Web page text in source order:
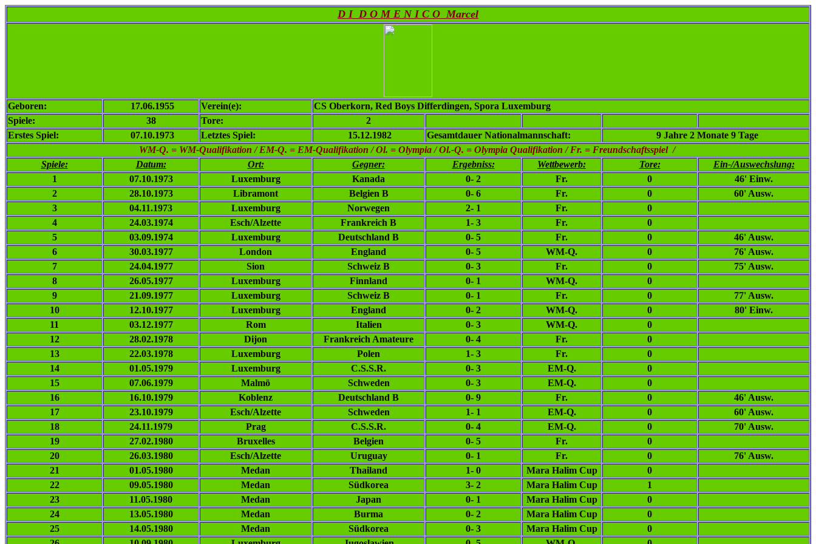
D I D O M E N I C O Marcel
Geboren: 17.06.1955 Verein(e):
CS Oberkorn, Red Boys Differdingen, Spora Luxemburg
Spiele:
38 Tore:
2
Erstes Spiel:
07.10.1973 Letztes Spiel: 15.12.1982 Gesamtdauer Nationalmannschaft:
9 Jahre 2 Monate 9 Tage
WM-Q. = WM-Qualifikation / EM-Q. = EM-Qualifikation / Ol. = Olympia / Ol.-Q. = Olympia Qualifikation / Fr. = Freundschaftsspiel /
Spiele:
Datum: Ort: Gegner: Ergebniss: Wettbewerb: Tore:
Ein-/Auswechslung:
1
07.10.1973 Luxemburg Kanada 0- 2 Fr. 0
46' Einw.
2
28.10.1973 Libramont Belgien B 0- 6 Fr. 0
60' Ausw.
3
04.11.1973 Luxemburg Norwegen 2- 1 Fr.
0
4
24.03.1974 Esch/Alzette Frankreich B 1- 3 Fr.
0
5
03.09.1974 Luxemburg Deutschland B 0- 5 Fr. 0
46' Ausw.
6
30.03.1977 London England 0- 5 WM-Q. 0
76' Ausw.
7
24.04.1977 Sion Schweiz B 0- 3 Fr. 0
75' Ausw.
8
26.05.1977 Luxemburg Finnland 0- 1 WM-Q.
0
9
21.09.1977 Luxemburg Schweiz B 0- 1 Fr. 0
77' Ausw.
10
12.10.1977 Luxemburg England 0- 2 WM-Q. 0
80' Einw.
11
03.12.1977 Rom Italien 0- 3 WM-Q.
0
12
28.02.1978 Dijon Frankreich Amateure 0- 4 Fr.
0
13
22.03.1978 Luxemburg Polen 1- 3 Fr.
0
14
01.05.1979 Luxemburg C.S.S.R. 0- 3 EM-Q.
0
15
07.06.1979 Malmö Schweden 0- 3 EM-Q.
0
16
16.10.1979 Koblenz Deutschland B 0- 9 Fr. 0
46' Ausw.
17
23.10.1979 Esch/Alzette Schweden 1- 1 EM-Q. 0
60' Ausw.
18
24.11.1979 Prag C.S.S.R. 0- 4 EM-Q. 0
70' Ausw.
19
27.02.1980 Bruxelles Belgien 0- 5 Fr.
0
20
26.03.1980 Esch/Alzette Uruguay 0- 1 Fr. 0
76' Ausw.
21
01.05.1980 Medan Thailand 1- 0 Mara Halim Cup
0
22
09.05.1980 Medan Südkorea 3- 2 Mara Halim Cup
1
23
11.05.1980 Medan Japan 0- 1 Mara Halim Cup
0
24
13.05.1980 Medan Burma 0- 2 Mara Halim Cup
0
25
14.05.1980 Medan Südkorea 0- 3 Mara Halim Cup
0